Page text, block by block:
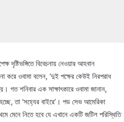
দৃষ্টিভঙ্গিতে বিবেচনায় নেওয়ার আহবান
করে ওবামা বলেন, ‘দুই পক্ষের কেউই নিরপরাধ
গত শনিবার এক সাক্ষাৎকারে ওবামা জানান,
তা ‘সহ্যের বাইরে’। পড সেভ আমেরিকা
মেনে নিতে হবে যে এখানে একটি জটিল পরিস্থিতি